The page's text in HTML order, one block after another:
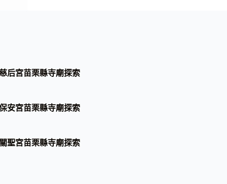
后宮苗栗縣寺廟探索
安宮苗栗縣寺廟探索
聖宮苗栗縣寺廟探索